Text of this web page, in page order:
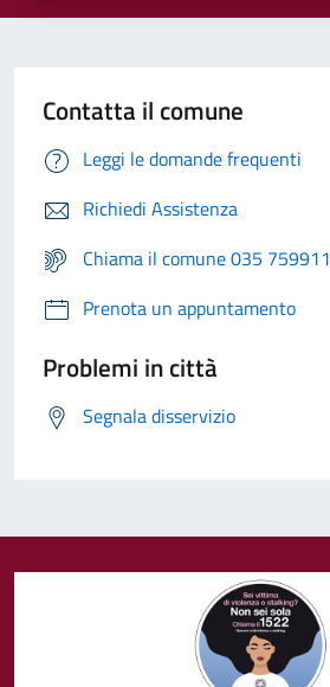
Contatta il comune
Leggi le domande frequenti
Richiedi Assistenza
Chiama il comune 035 759911
Prenota un appuntamento
Problemi in città
Segnala disservizio